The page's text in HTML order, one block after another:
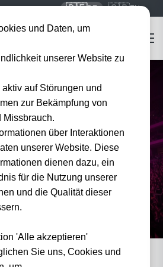
🇩🇪DE 🇬🇧EN
Konzert Tickets
TicketsTickets 2026
Pakete bei Tickwell.
und Daten, um
unserer Website zu
auf Störungen und
zur Bekämpfung von
Missbrauch.
über Interaktionen
unserer Website. Diese
dienen dazu, ein
für die Nutzung unserer
und die Qualität dieser
'Alle akzeptieren'
Sie uns, Cookies und